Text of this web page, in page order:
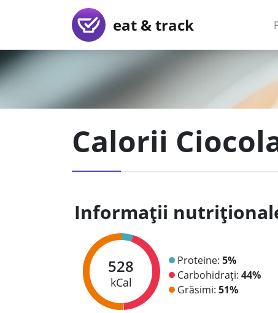
eat & track
Calorii
Informații
528
kCal
Proteine: 5%
Carbohidrați: 44%
Grăsimi: 51%